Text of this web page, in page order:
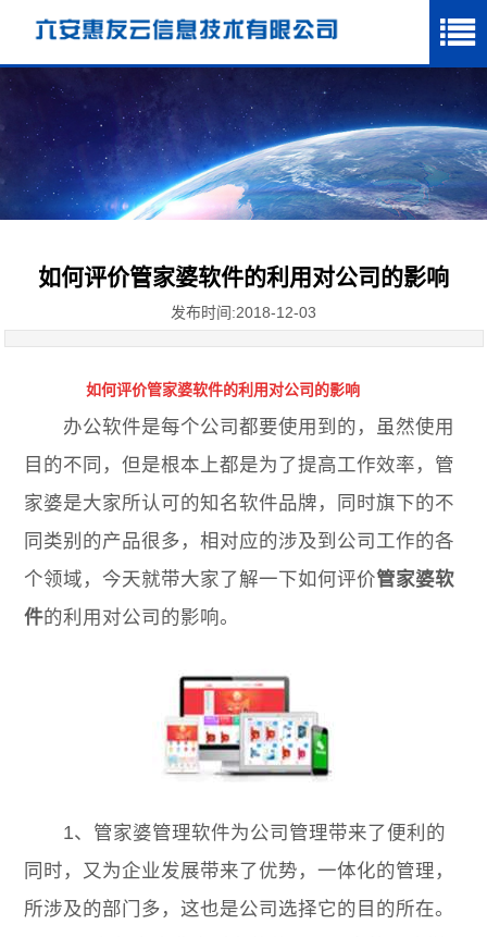
如何评价管家婆软件的利用对公司的影响
发布时间:2018-12-03
如何评价管家婆软件的利用对公司的影响
办公软件是每个公司都要使用到的，虽然使用
目的不同，但是根本上都是为了提高工作效率，管
家婆是大家所认可的知名软件品牌，同时旗下的不
同类别的产品很多，相对应的涉及到公司工作的各
个领域，今天就带大家了解一下如何评价管家婆软
件的利用对公司的影响。
1、管家婆管理软件为公司管理带来了便利的
同时，又为企业发展带来了优势，一体化的管理，
所涉及的部门多，这也是公司选择它的目的所在。